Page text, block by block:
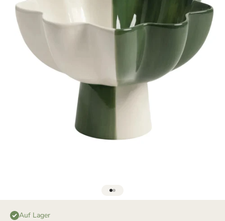
Auf Lager